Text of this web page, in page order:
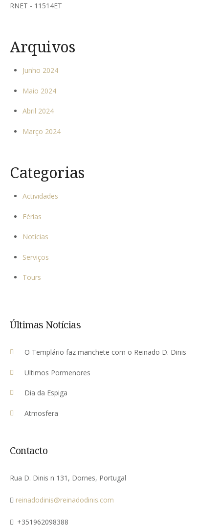
RNET - 11514ET
Arquivos
Junho 2024
Maio 2024
Abril 2024
Março 2024
Categorias
Actividades
Férias
Notícias
Serviços
Tours
Últimas Notícias
O Templário faz manchete com o Reinado D. Dinis
Ultimos Pormenores
Dia da Espiga
Atmosfera
Contacto
Rua D. Dinis n 131, Dornes, Portugal
reinadodinis@reinadodinis.com
+351962098388